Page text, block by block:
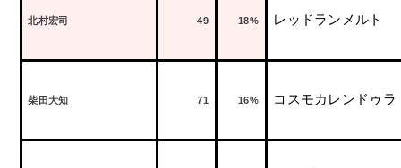
北村宏司 49 18% レッドランメルト
柴田大知 71 16% コスモカレンドゥラ